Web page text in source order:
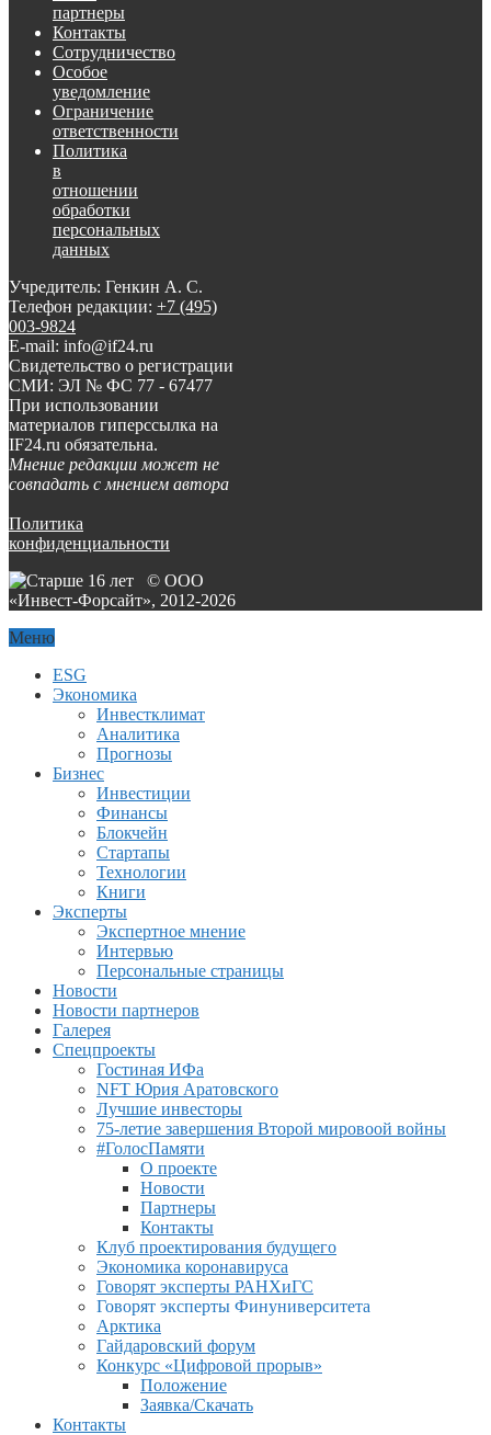
партнеры
Контакты
Сотрудничество
Особое
уведомление
Ограничение
ответственности
Политика
в
отношении
обработки
персональных
данных
Учредитель: Генкин А. С.
Телефон редакции: +7 (495)
003-9824
E-mail: info@if24.ru
Свидетельство о регистрации
СМИ: ЭЛ № ФС 77 - 67477
При использовании
материалов гиперссылка на
IF24.ru обязательна.
Мнение редакции может не
совпадать с мнением автора
Политика
конфиденциальности
© ООО
«Инвест-Форсайт», 2012-2026
Меню
ESG
Экономика
Инвестклимат
Аналитика
Прогнозы
Бизнес
Инвестиции
Финансы
Блокчейн
Стартапы
Технологии
Книги
Эксперты
Экспертное мнение
Интервью
Персональные страницы
Новости
Новости партнеров
Галерея
Спецпроекты
Гостиная ИФа
NFT Юрия Аратовского
Лучшие инвесторы
75-летие завершения Второй мировоой войны
#ГолосПамяти
О проекте
Новости
Партнеры
Контакты
Клуб проектирования будущего
Экономика коронавируса
Говорят эксперты РАНХиГС
Говорят эксперты Финуниверситета
Арктика
Гайдаровский форум
Конкурс «Цифровой прорыв»
Положение
Заявка/Скачать
Контакты